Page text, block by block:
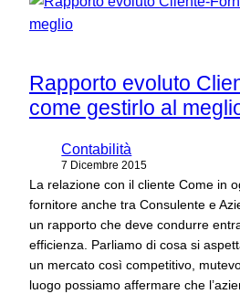
Rapporto evoluto
come gestirlo al
Contabilità
7 Dicembre 2015
La relazione con il cliente Come in
fornitore anche tra Consulente e
un rapporto che deve condurre
efficienza. Parliamo di cosa si
un mercato così competitivo,
luogo possiamo affermare che